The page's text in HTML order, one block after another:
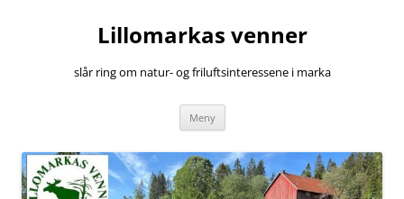
Lillomarkas venner
slår ring om natur- og friluftsinteressene i marka
Meny